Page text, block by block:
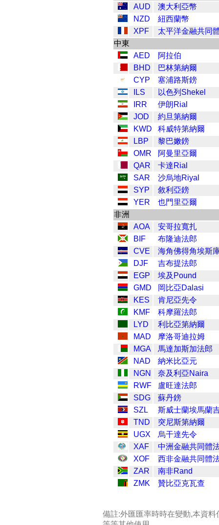
AUD
澳大利亞幣
NZD
紐西蘭幣
XPF
太平洋金融共同
中東
AED
阿拉伯
BHD
巴林第納爾
CYP
塞浦路斯鎊
ILS
以色列Shekel
IRR
伊朗Rial
JOD
約旦第納爾
KWD
科威特第納爾
LBP
黎巴嫩鎊
OMR
阿曼里亞爾
QAR
卡達Rial
SAR
沙烏地Riyal
SYP
敘利亞鎊
YER
也門里亞爾
非洲
AOA
安哥拉寬扎
BIF
布隆迪法郎
CVE
海角佛得角埃斯
DJF
吉布提法郎
EGP
埃及Pound
GMD
岡比亞Dalasi
KES
肯尼亞先令
KMF
科摩羅法郎
LYD
利比亞第納爾
MAD
摩洛哥迪拉姆
MGA
馬達加斯加法郎
NAD
納米比亞元
NGN
奈及利亞Naira
RWF
盧旺達法郎
SDG
蘇丹鎊
SZL
斯威士蘭埃馬蘭
TND
突尼斯第納爾
UGX
烏干達先令
XAF
中洲金融共同體
XOF
西非金融共同體
ZAR
南非Rand
ZMK
贊比亞克瓦查
備註:外匯匯率時時在變動,本資